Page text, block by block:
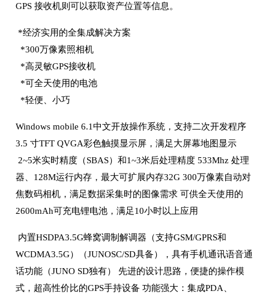
GPS 接收机则可以获取资产位置等信息。
*经济实用的全集成解决方案
*300万像素照相机
*高灵敏GPS接收机
*可全天使用的电池
*轻便、小巧
Windows mobile 6.1中文开放操作系统，支持二次开发程序
3.5 寸TFT QVGA彩色触摸显示屏，满足大屏幕地图显示
2~5米实时精度（SBAS）和1~3米后处理精度 533Mhz 处理
器、128M运行内存，最大可扩展内存32G 300万像素自动对
焦数码相机，满足数据采集时的图像需求 可供全天使用的
2600mAh可充电锂电池，满足10小时以上应用
内置HSDPA3.5G蜂窝调制解调器（支持GSM/GPRS和
WCDMA3.5G）（JUNOSC/SD具备），具有手机通讯语音通
话功能（JUNO SD独有） 先进的设计思路，便捷的操作模
式，超高性价比的GPS手持设备 功能强大：集成PDA、